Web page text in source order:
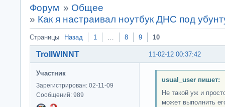
Форум » Общее
» Как я настраивал ноутбук ДНС под
Страницы Назад 1 … 8 9 10
11-02-12 00:37:42
TrollWINNT
Участник
Зарегистрирован: 02-11-09
Сообщений: 989
usual_user пишет:
Не такой уж и
может выполнить